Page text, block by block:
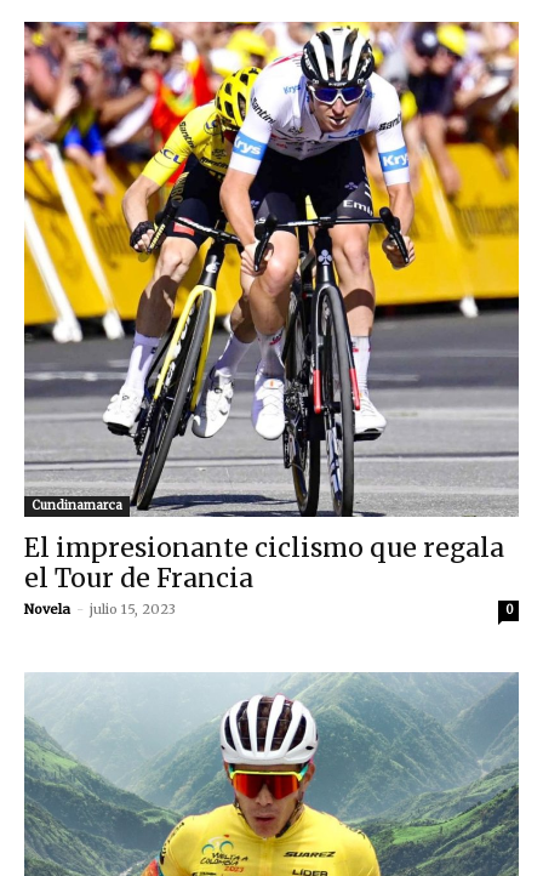
Cundinamarca
El impresionante ciclismo que regala
el Tour de Francia
Novela - julio 15, 2023 0